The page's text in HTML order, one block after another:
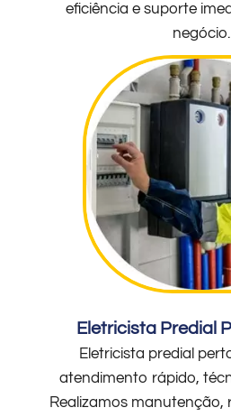
eficiência e suporte
negócio.
Eletricista Predial
Eletricista predial
atendimento rápido,
Realizamos manutenção,